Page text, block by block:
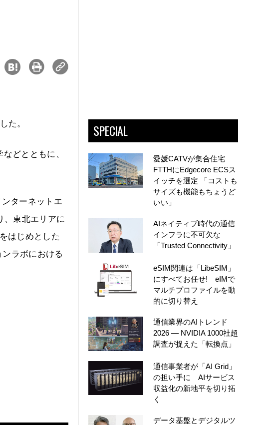
た。
どとともに、
ターネットエ
、東北エリアに
はじめとした
ラボにおける
SPECIAL
愛媛CATVが集合住宅
FTTHにEdgecore ECSス
イッチを選定 「コストも
サイズも機能もちょうど
いい」
AIネイティブ時代の通信
インフラに不可欠な
「Trusted Connectivity」
eSIM関連は「LibeSIM」
にすべてお任せ! eIMで
マルチプロファイルを動
的に切り替え
通信業界のAIトレンド
2026 ― NVIDIA 1000社超
調査が捉えた「転換点」
通信事業者が「AI Grid」
の担い手に AIサービス
収益化の新地平を切り拓
く
データ基盤とデジタルツ